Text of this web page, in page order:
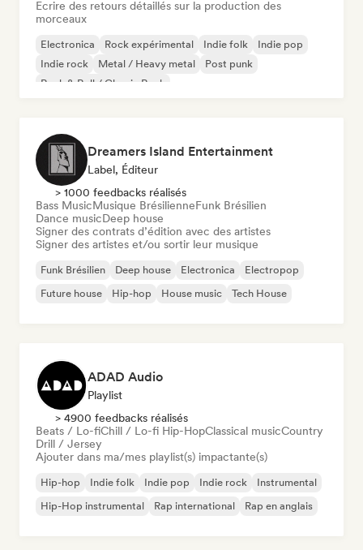
Ecrire des retours détaillés sur la production des
morceaux
Electronica Rock expérimental Indie folk
Indie pop
Indie rock
Metal / Heavy metal
Post punk
Rock & Roll / Classic Rock
Dreamers Island Entertainment
Label, Éditeur
> 1000 feedbacks réalisés
Bass MusicMusique BrésilienneFunk Brésilien
Dance musicDeep house
Signer des contrats d’édition avec des artistes
Signer des artistes et/ou sortir leur musique
Funk Brésilien Deep house Electronica
Electropop
Future house
Hip-hop House music Tech House
ADAD Audio
Playlist
> 4900 feedbacks réalisés
Beats / Lo-fiChill / Lo-fi Hip-HopClassical musicCountry
Drill / Jersey
Ajouter dans ma/mes playlist(s) impactante(s)
Hip-hop Indie folk Indie pop Indie rock
Instrumental
Hip-Hop instrumental
Rap international Rap en anglais